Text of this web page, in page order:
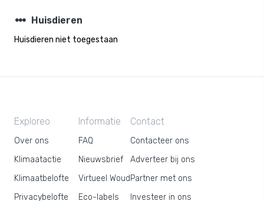
steppers Huisdieren
Huisdieren niet toegestaan
Exploreo
Over ons
Klimaatactie
Klimaatbelofte
Privacybelofte
Informatie
FAQ
Nieuwsbrief
Virtueel Woud
Eco-labels
Contact
Contacteer ons
Adverteer bij ons
Partner met ons
Investeer in ons